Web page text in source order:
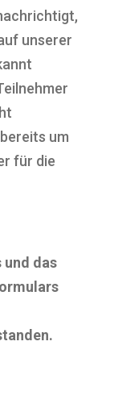
unserer
um
für die
und das